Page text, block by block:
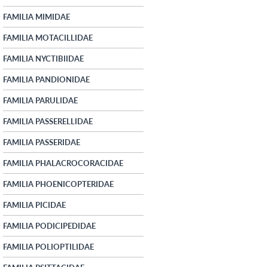
FAMILIA MIMIDAE
FAMILIA MOTACILLIDAE
FAMILIA NYCTIBIIDAE
FAMILIA PANDIONIDAE
FAMILIA PARULIDAE
FAMILIA PASSERELLIDAE
FAMILIA PASSERIDAE
FAMILIA PHALACROCORACIDAE
FAMILIA PHOENICOPTERIDAE
FAMILIA PICIDAE
FAMILIA PODICIPEDIDAE
FAMILIA POLIOPTILIDAE